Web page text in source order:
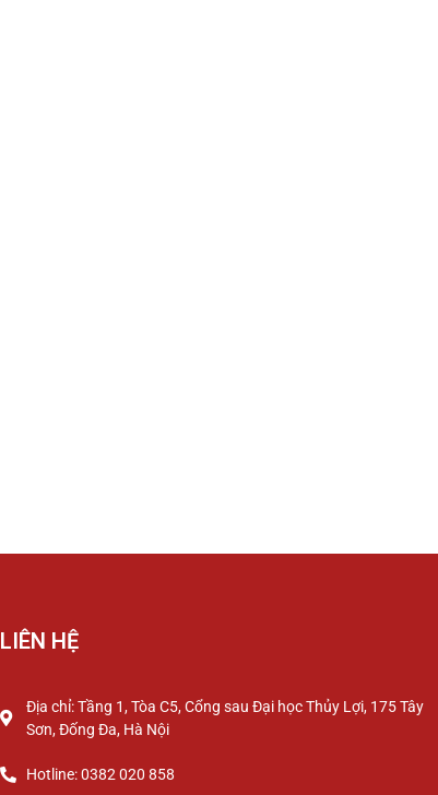
LIÊN HỆ
Địa chỉ: Tầng 1, Tòa C5, Cổng sau Đại học Thủy Lợi, 175 Tây
Sơn, Đống Đa, Hà Nội
Hotline: 0382 020 858